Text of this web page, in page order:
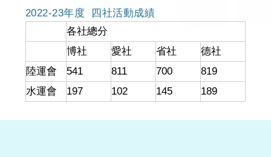
2022-23年度 四社活動成績
各社總分
博社
愛社 省社
德社
陸運會
541 811 700
819
水運會
197 102 145 189